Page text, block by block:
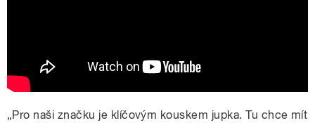
„Pro naši značku je klíčovým kouskem jupka. Tu chce mít